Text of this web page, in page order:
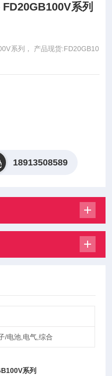
系列
系列， 产品现货:FD20GB10
FD20GB100V12T FD20G
FD20GB100V32T，美尔
于安装、适应性强等特点。
18913508589
/电池,电气,综合
系列